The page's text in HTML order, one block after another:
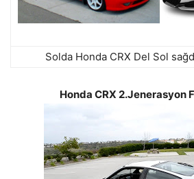
Solda Honda CRX Del Sol
Honda CRX 2.Jenerasyon